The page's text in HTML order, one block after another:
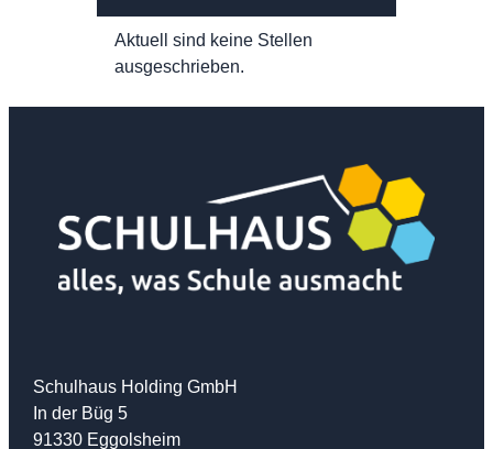
Aktuell sind keine Stellen
ausgeschrieben.
Schulhaus Holding GmbH
In der Büg 5
91330 Eggolsheim